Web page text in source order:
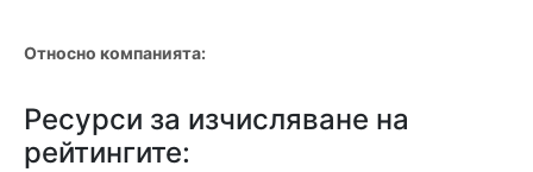
Относно компанията:
Ресурси за изчисляване на
рейтингите: